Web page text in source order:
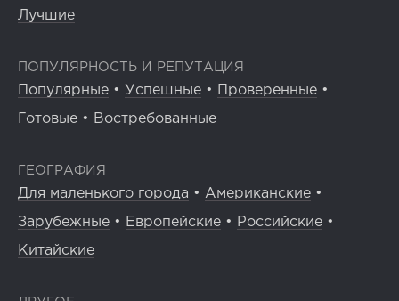
Лучшие
ПОПУЛЯРНОСТЬ И РЕПУТАЦИЯ
Популярные • Успешные • Проверенные •
Готовые • Востребованные
ГЕОГРАФИЯ
Для маленького города • Американские •
Зарубежные • Европейские • Российские •
Китайские